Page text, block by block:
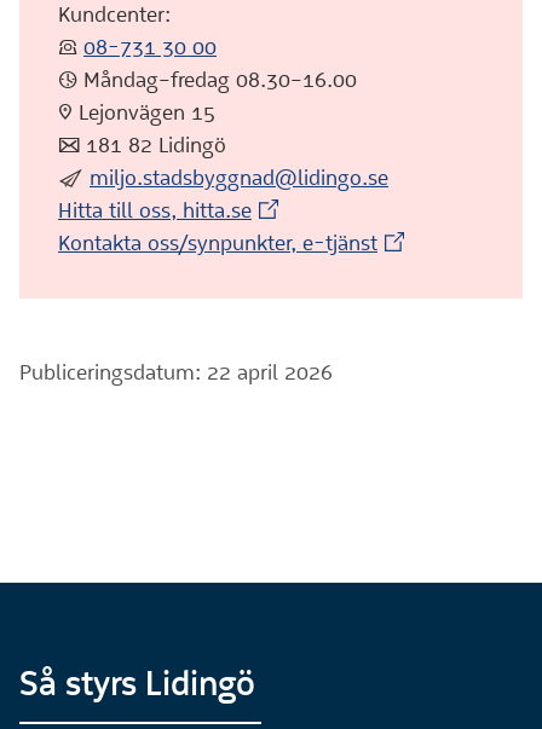
Kundcenter:
:telefon: 08-731 30 00
:klocka: Måndag–fredag 08.30–16.00
:pin: Lejonvägen 15
:post: 181 82 Lidingö
:skicka: miljo.stadsbyggnad@lidingo.se
Hitta till oss, hitta.se(Extern webbplats)
Kontakta oss/synpunkter, e-tjänst(Extern
Publiceringsdatum: 22 april 2026
Så styrs Lidingö